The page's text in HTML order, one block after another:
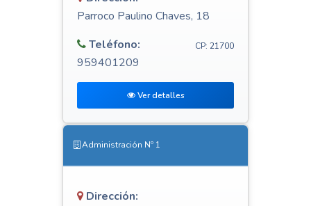
Parroco Paulino Chaves, 18
CP: 21700
Teléfono:
959401209
Ver detalles
Administración Nº 1
Dirección: